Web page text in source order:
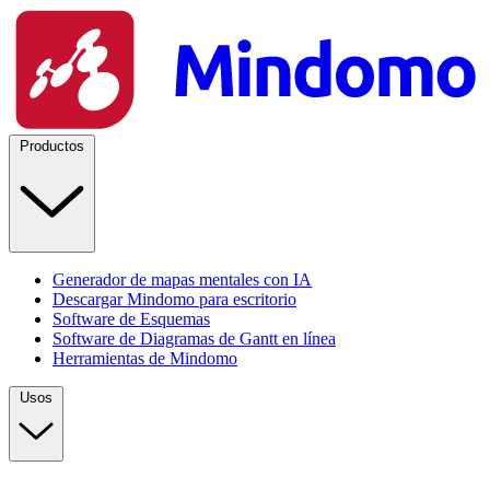
Productos
Generador de mapas mentales con IA
Descargar Mindomo para escritorio
Software de Esquemas
Software de Diagramas de Gantt en línea
Herramientas de Mindomo
Usos